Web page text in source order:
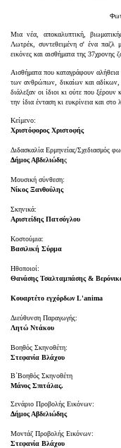
Μια νέα, αποκαλυπτική,
Λωτρέκ, συντεθειμένη σ' ένα παζλ
εικόνες και αισθήματα της 37χρονης
Αισθήματα που καταγράφουν
των ανθρώπων, δικαίων και αδίκων,
διάλεξαν οι ίδιοι κι ούτε που
την ίδια ένταση κι ευκρίνεια και
Κείμενο:
Χριστόφορος Χριστοφής
Διδασκαλία Ερμηνείας/Σχεδιασμός
Δήμος Αβδελιώδης
Μουσική σύνθεση:
Νίκος Ξανθούλης
Σκηνικά:
Αριστείδης Πατσόγλου
Κοστούμια:
Βασιλική Σύρμα
Ηθοποιοί:
Θανάσης Τσαλταμπάσης &
Κουαρτέτο εγχόρδων L'anima
Διεύθυνση Παραγωγής:
Λητώ Ντάκου
Βοηθός Σκηνοθέτη:
Στεφανία Βλάχου
Β΄Βοηθός Σκηνοθέτη
Μάνος Σπιτάλας.
Σενάριο Προβολής Εικόνων:
Δήμος Αβδελιώδης
Μοντάζ Προβολής Εικόνων:
Στεφανία Βλάχου